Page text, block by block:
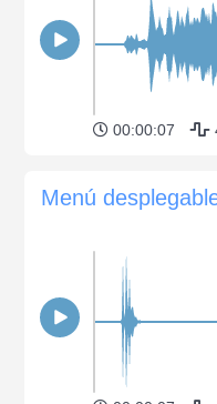
00:00:07
Menú